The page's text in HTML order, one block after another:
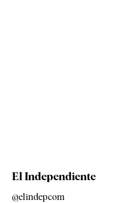
El Independiente
@elindepcom